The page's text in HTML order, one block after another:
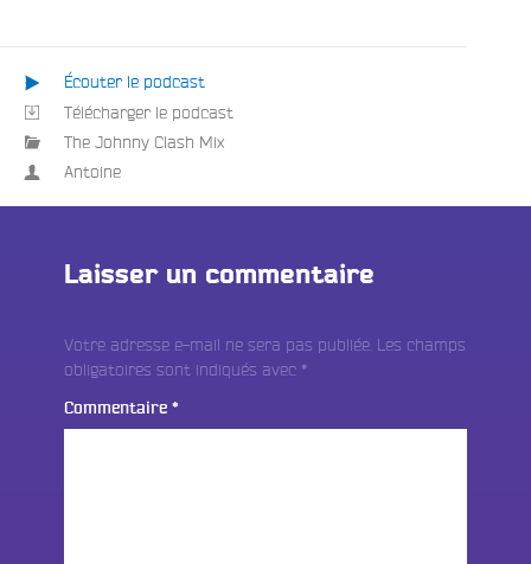
Écouter le podcast
Télécharger le podcast
The Johnny Clash Mix
Antoine
Laisser un commentaire
Votre adresse e-mail ne sera pas publiée. Les champs
obligatoires sont indiqués avec *
Commentaire *